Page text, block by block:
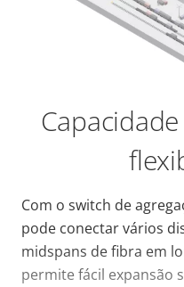
Com o switch de
pode conectar vários
midspans de fibra em
permite fácil expansão